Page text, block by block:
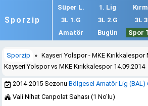
Sporzip
Süper L. 1. Lig
3L 1.G
3L 2.G 3L
Amatör
Bugün Spor
Sporzip » Kayseri Yolspor - MKE Kırıkkalespor
Kayseri Yolspor vs MKE Kırıkkalespor 14.09.2014
2014-2015 SezonuBölgesel Amatör Lig (BAL)
Vali Nihat Canpolat Sahası (1 No'lu)